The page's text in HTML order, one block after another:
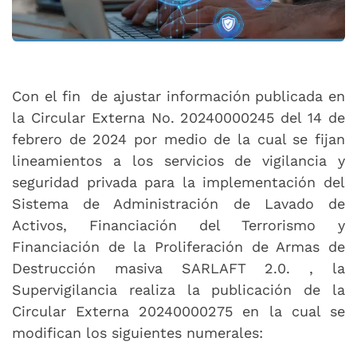
Con el fin de ajustar información publicada en
la Circular Externa No. 20240000245 del 14 de
febrero de 2024 por medio de la cual se fijan
lineamientos a los servicios de vigilancia y
seguridad privada para la implementación del
Sistema de Administración de Lavado de
Activos, Financiación del Terrorismo y
Financiación de la Proliferación de Armas de
Destrucción masiva SARLAFT 2.0. , la
Supervigilancia realiza la publicación de la
Circular Externa 20240000275 en la cual se
modifican los siguientes numerales: